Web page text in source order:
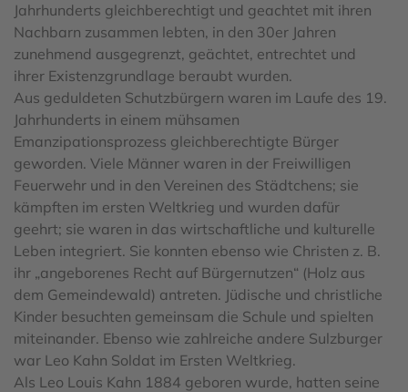
Jahrhunderts gleichberechtigt und geachtet mit ihren
Nachbarn zusammen lebten, in den 30er Jahren
zunehmend ausgegrenzt, geächtet, entrechtet und
ihrer Existenzgrundlage beraubt wurden.
Aus geduldeten Schutzbürgern waren im Laufe des 19.
Jahrhunderts in einem mühsamen
Emanzipationsprozess gleichberechtigte Bürger
geworden. Viele Männer waren in der Freiwilligen
Feuerwehr und in den Vereinen des Städtchens; sie
kämpften im ersten Weltkrieg und wurden dafür
geehrt; sie waren in das wirtschaftliche und kulturelle
Leben integriert. Sie konnten ebenso wie Christen z. B.
ihr „angeborenes Recht auf Bürgernutzen“ (Holz aus
dem Gemeindewald) antreten. Jüdische und christliche
Kinder besuchten gemeinsam die Schule und spielten
miteinander. Ebenso wie zahlreiche andere Sulzburger
war Leo Kahn Soldat im Ersten Weltkrieg.
Als Leo Louis Kahn 1884 geboren wurde, hatten seine